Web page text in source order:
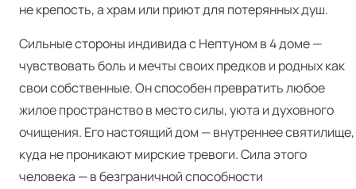
не крепость, а храм или приют для потерянных душ.
Сильные стороны индивида с Нептуном в 4 доме —
чувствовать боль и мечты своих предков и родных как
свои собственные. Он способен превратить любое
жилое пространство в место силы, уюта и духовного
очищения. Его настоящий дом — внутреннее святилище,
куда не проникают мирские тревоги. Сила этого
человека — в безграничной способности